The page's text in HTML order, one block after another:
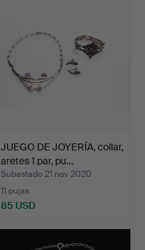
JUEGO DE JOYERÍA, collar,
aretes 1 par, pu…
Subastado 21 nov 2020
11 pujas
85 USD